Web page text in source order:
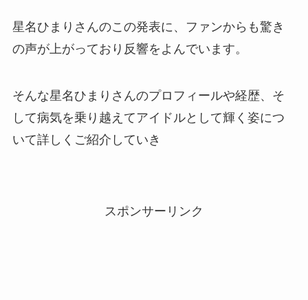
星名ひまりさんのこの発表に、ファンからも驚き
の声が上がっており反響をよんでいます。
そんな星名ひまりさんのプロフィールや経歴、そ
して病気を乗り越えてアイドルとして輝く姿につ
いて詳しくご紹介していき
スポンサーリンク